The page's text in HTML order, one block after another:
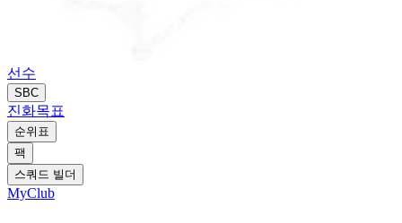
선수
SBC
진화목표
순위표
팩
스쿼드 빌더
MyClub